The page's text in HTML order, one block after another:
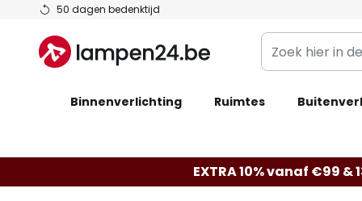
50 dagen bedenktijd
Ga
de
inhoud
Zoek
hier
de
Binnenverlichting Ruimtes
EXTRA 10% vanaf €99 &